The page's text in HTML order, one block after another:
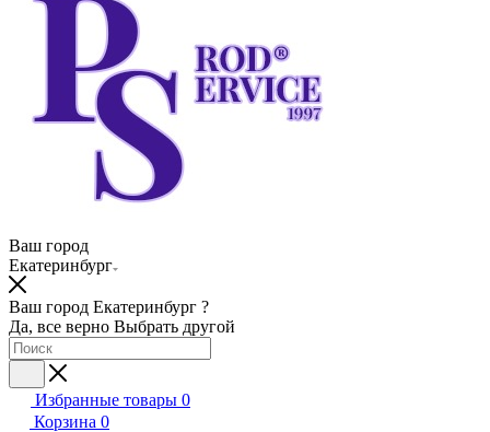
Ваш город
Екатеринбург
Ваш город Екатеринбург ?
Да, все верно Выбрать другой
Избранные товары 0
Корзина 0